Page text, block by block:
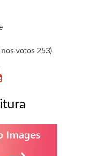
votos 253)